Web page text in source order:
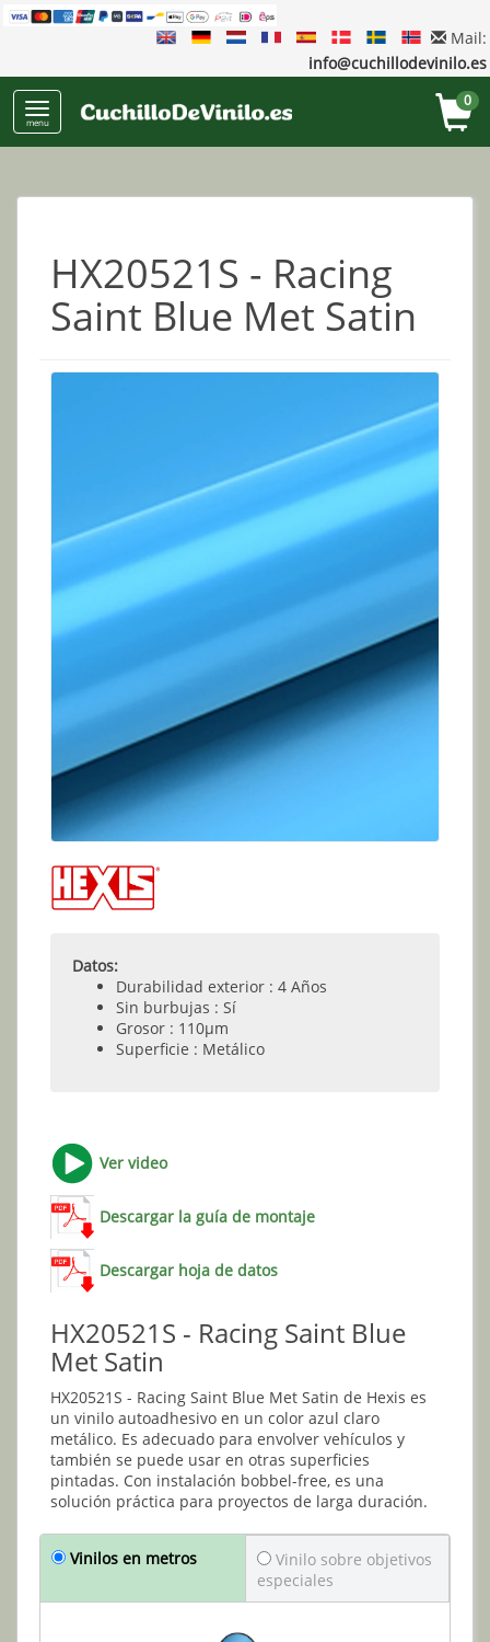
Mail:
info@cuchillodevinilo.es
menu
0
HX20521S - Racing
Saint Blue Met Satin
Datos:
Durabilidad exterior : 4 Años
Sin burbujas : Sí
Grosor : 110µm
Superficie : Metálico
Ver video
Descargar la guía de montaje
Descargar hoja de datos
HX20521S - Racing Saint Blue
Met Satin
HX20521S - Racing Saint Blue Met Satin de Hexis es
un vinilo autoadhesivo en un color azul claro
metálico. Es adecuado para envolver vehículos y
también se puede usar en otras superficies
pintadas. Con instalación bobbel-free, es una
solución práctica para proyectos de larga duración.
Vinilos en metros
Vinilo sobre objetivos
especiales